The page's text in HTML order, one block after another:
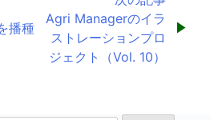
播種
Agri Managerのイラ
ストレーションプロ
ジェクト（Vol. 10）